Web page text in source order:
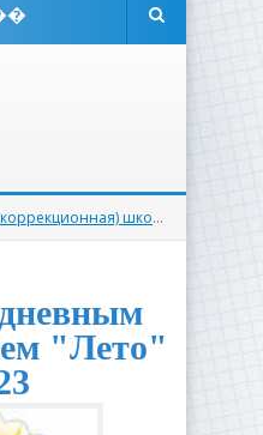
Ялтинская специальная (коррекционная) школа
"Лето"